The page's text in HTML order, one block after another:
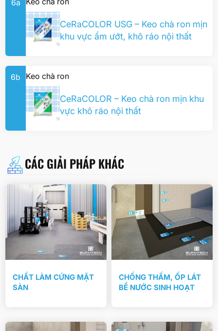
6a
CeRaCOLOR USG – Keo chà ron mịn
khu vực ẩm ướt, khô ráo nội thất
6b Keo chà ron
CeRaCOLOR – Keo chà ron mịn khu
vực khô ráo nội thất
CÁC GIẢI PHÁP KHÁC
CHẤT LÀM CỨNG MẶT
SÀN
CHỐNG THẤM, ỐP LÁT
BỂ NƯỚC SINH HOẠT